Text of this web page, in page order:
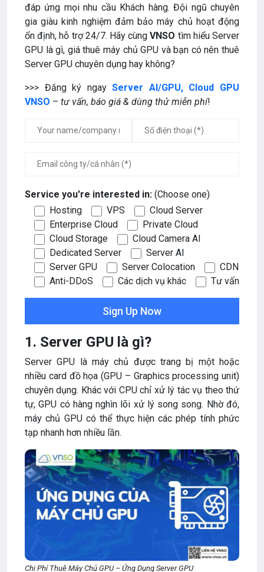
đáp ứng mọi nhu cầu Khách hàng. Đội ngũ chuyên
gia giàu kinh nghiệm đảm bảo máy chủ hoạt động
ổn định, hỗ trợ 24/7. Hãy cùngVNSO tìm hiểu Server
GPU là gì, giá thuê máy chủ GPU và bạn có nên thuê
Server GPU chuyên dụng hay không?
>>> Đăng ký ngayServer AI/GPU, Cloud GPU
VNSO – tư vấn, báo giá & dùng thử miễn phí!
Service you're interested in: (Choose one)
Hosting
VPS
Cloud Server
Enterprise Cloud
Private Cloud
Cloud Storage
Cloud Camera AI
Dedicated Server
Server AI
Server GPU
Server Colocation
CDN
Anti-DDoS
Các dịch vụ khác Tư vấn
1. Server GPU là gì?
Server GPU là máy chủ được trang bị một hoặc
nhiều card đồ họa (GPU – Graphics processing unit)
chuyên dụng. Khác với CPU chỉ xử lý tác vụ theo thứ
tự, GPU có hàng nghìn lõi xử lý song song. Nhờ đó,
máy chủ GPU có thể thực hiện các phép tính phức
tạp nhanh hơn nhiều lần.
Chi Phí Thuê Máy Chủ GPU – Ứng Dụng Server GPU